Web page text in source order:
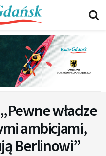
władze
ambicjami,
Berlinowi”